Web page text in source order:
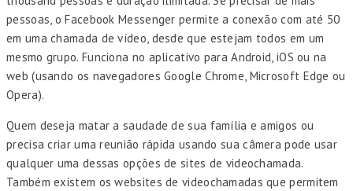
pessoas, o Facebook Messenger permite a conexão com até 50
em uma chamada de vídeo, desde que estejam todos em um
mesmo grupo. Funciona no aplicativo para Android, iOS ou na
web (usando os navegadores Google Chrome, Microsoft Edge ou
Opera).
Quem deseja matar a saudade de sua família e amigos ou
precisa criar uma reunião rápida usando sua câmera pode usar
qualquer uma dessas opções de sites de videochamada.
Também existem os websites de videochamadas que permitem